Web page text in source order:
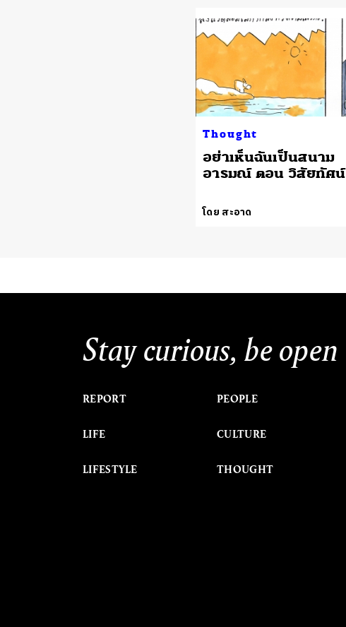
Thought
อย่าเห็นฉันเป็นสนาม
อารมณ์ ตอน วิสัยทัศน์
โดย สะอาด
Stay curious, be open
REPORT
LIFE
LIFESTYLE
PEOPLE
CULTURE
THOUGHT